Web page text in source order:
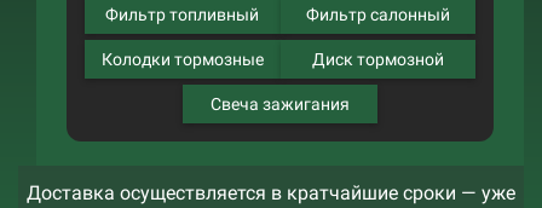
Фильтр топливный Фильтр салонный
Колодки тормозные Диск тормозной
Свеча зажигания
Доставка осуществляется в кратчайшие сроки — уже